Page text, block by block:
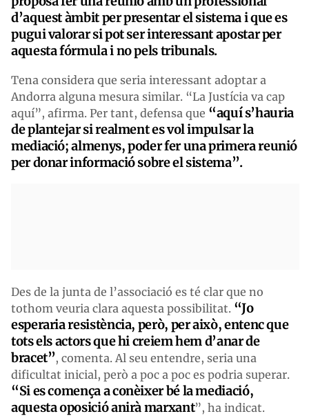
d’aquest àmbit per presentar el sistema i que es
pugui valorar si pot ser interessant apostar per
aquesta fórmula i no pels tribunals.
Tena considera que seria interessant adoptar a
Andorra alguna mesura similar. “La Justícia va cap
aquí”, afirma. Per tant, defensa que “aquí s’hauria
de plantejar si realment es vol impulsar la
mediació; almenys, poder fer una primera reunió
per donar informació sobre el sistema”.
Des de la junta de l’associació es té clar que no
tothom veuria clara aquesta possibilitat. “Jo
esperaria resistència, però, per això, entenc que
tots els actors que hi creiem hem d’anar de
bracet”, comenta. Al seu entendre, seria una
dificultat inicial, però a poc a poc es podria superar.
“Si es comença a conèixer bé la mediació,
aquesta oposició anirà marxant”, ha indicat.